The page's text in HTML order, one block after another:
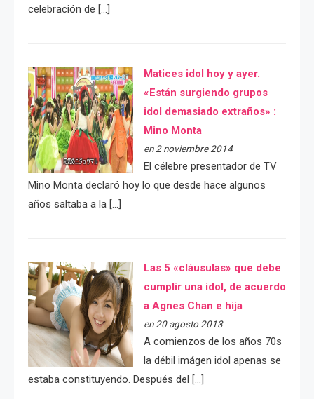
celebración de […]
Matices idol hoy y ayer.
«Están surgiendo grupos
idol demasiado extraños» :
Mino Monta
en 2 noviembre 2014
El célebre presentador de TV
Mino Monta declaró hoy lo que desde hace algunos
años saltaba a la […]
Las 5 «cláusulas» que debe
cumplir una idol, de acuerdo
a Agnes Chan e hija
en 20 agosto 2013
A comienzos de los años 70s
la débil imágen idol apenas se
estaba constituyendo. Después del […]